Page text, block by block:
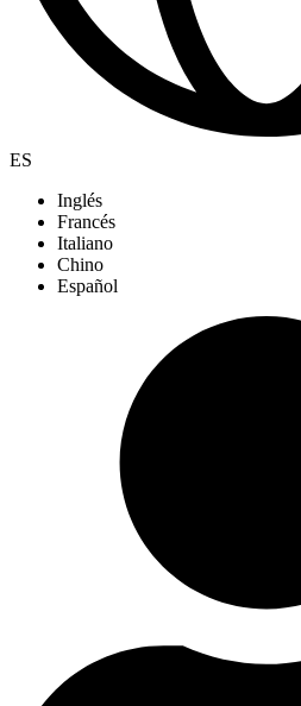
ES
Inglés
Francés
Italiano
Chino
Español